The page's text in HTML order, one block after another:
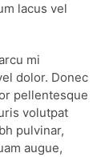
lacus vel
mi
dolor. Donec
pellentesque
volutpat
pulvinar,
augue,